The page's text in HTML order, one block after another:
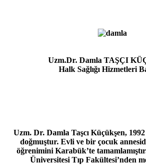
Uzm.Dr. Damla TAŞÇI
Halk Sağlığı Hizmetleri
Uzm. Dr. Damla Taşcı Küçükşen,
doğmuştur. Evli ve bir çocuk
öğrenimini Karabük’te
Üniversitesi Tıp Fakültesi’nden